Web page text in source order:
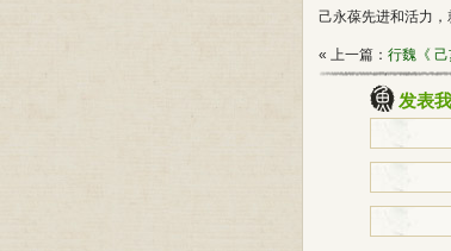
己永葆先进和活力，
« 上一篇： 行魏《
发表